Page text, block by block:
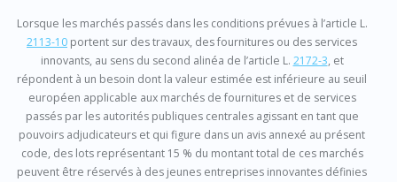
Lorsque les marchés passés dans les conditions prévues à l’article L.
2113-10 portent sur des travaux, des fournitures ou des services
innovants, au sens du second alinéa de l’article L. 2172-3, et
répondent à un besoin dont la valeur estimée est inférieure au seuil
européen applicable aux marchés de fournitures et de services
passés par les autorités publiques centrales agissant en tant que
pouvoirs adjudicateurs et qui figure dans un avis annexé au présent
code, des lots représentant 15 % du montant total de ces marchés
peuvent être réservés à des jeunes entreprises innovantes définies